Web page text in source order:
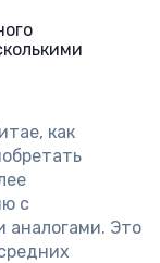
как
с
аналогами. Это